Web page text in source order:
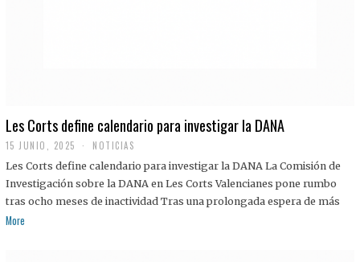
Les Corts define calendario para investigar la DANA
15 JUNIO, 2025 NOTICIAS
Les Corts define calendario para investigar la DANA La Comisión de
Investigación sobre la DANA en Les Corts Valencianes pone rumbo
tras ocho meses de inactividad Tras una prolongada espera de más
More